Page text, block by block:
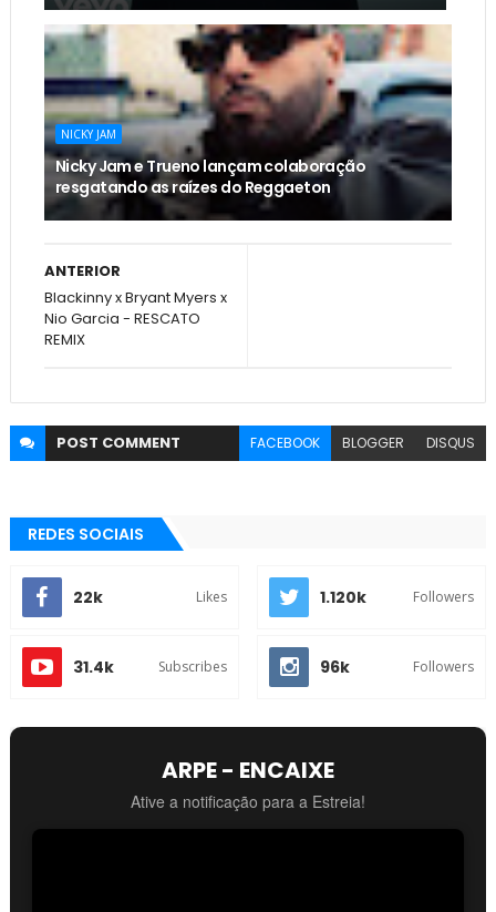
NICKY JAM
Nicky Jam e Trueno lançam colaboração
resgatando as raízes do Reggaeton
ANTERIOR
Blackinny x Bryant Myers x
Nio Garcia - RESCATO
REMIX
POST COMMENT FACEBOOK BLOGGER DISQUS
REDES SOCIAIS
22k Likes 1.120k Followers
31.4k Subscribes 96k Followers
ARPE - ENCAIXE
Ative a notificação para a Estreia!